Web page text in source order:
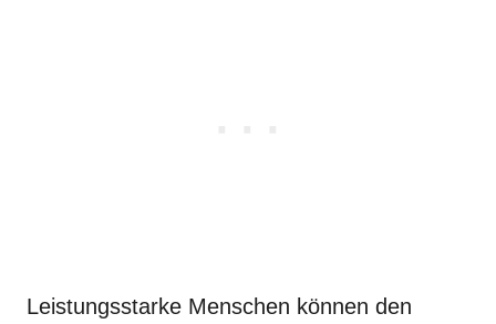
Leistungsstarke Menschen können den